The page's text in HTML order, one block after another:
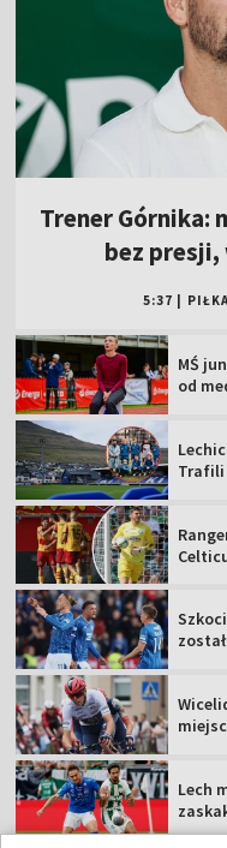
Trener Górnika:
bez
5:37
MŚ
od
Trafili
Lech